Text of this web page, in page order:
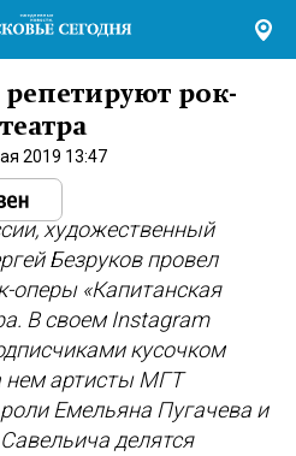
рок-
2019 13:47
художественный
Безруков провел
оперы «Капитанская
В своем Instagram
кусочком
нем артисты МГТ
Емельяна Пугачева и
делятся